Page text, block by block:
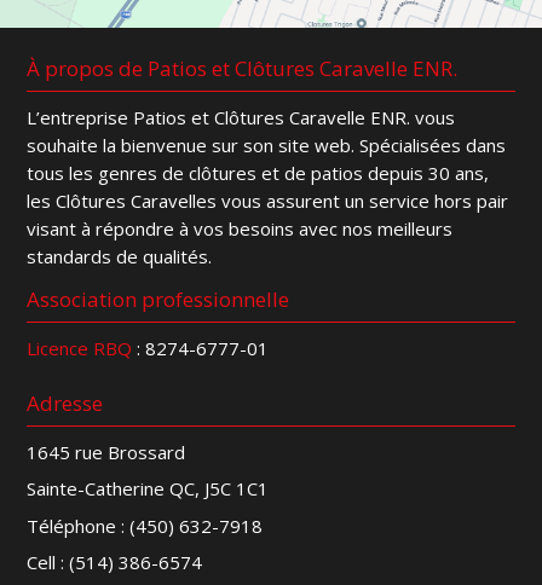
À propos de Patios et Clôtures Caravelle ENR.
L’entreprise Patios et Clôtures Caravelle ENR. vous
souhaite la bienvenue sur son site web. Spécialisées dans
tous les genres de clôtures et de patios depuis 30 ans,
les Clôtures Caravelles vous assurent un service hors pair
visant à répondre à vos besoins avec nos meilleurs
standards de qualités.
Association professionnelle
Licence RBQ : 8274-6777-01
Adresse
1645 rue Brossard
Sainte-Catherine QC, J5C 1C1
Téléphone :(450) 632-7918
Cell :(514) 386-6574